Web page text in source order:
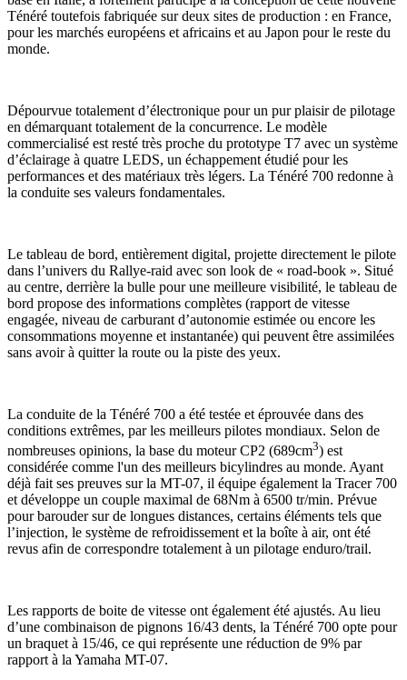
Ténéré toutefois fabriquée sur deux sites de production : en France,
pour les marchés européens et africains et au Japon pour le reste du
monde.
Dépourvue totalement d’électronique pour un pur plaisir de pilotage
en démarquant totalement de la concurrence. Le modèle
commercialisé est resté très proche du prototype T7 avec un système
d’éclairage à quatre LEDS, un échappement étudié pour les
performances et des matériaux très légers. La Ténéré 700 redonne à
la conduite ses valeurs fondamentales.
Le tableau de bord, entièrement digital, projette directement le pilote
dans l’univers du Rallye-raid avec son look de « road-book ». Situé
au centre, derrière la bulle pour une meilleure visibilité, le tableau de
bord propose des informations complètes (rapport de vitesse
engagée, niveau de carburant d’autonomie estimée ou encore les
consommations moyenne et instantanée) qui peuvent être assimilées
sans avoir à quitter la route ou la piste des yeux.
La conduite de la Ténéré 700 a été testée et éprouvée dans des
conditions extrêmes, par les meilleurs pilotes mondiaux. Selon de
nombreuses opinions, la base du moteur CP2 (689cm3) est
considérée comme l'un des meilleurs bicylindres au monde. Ayant
déjà fait ses preuves sur la MT-07, il équipe également la Tracer 700
et développe un couple maximal de 68Nm à 6500 tr/min. Prévue
pour barouder sur de longues distances, certains éléments tels que
l’injection, le système de refroidissement et la boîte à air, ont été
revus afin de correspondre totalement à un pilotage enduro/trail.
Les rapports de boite de vitesse ont également été ajustés. Au lieu
d’une combinaison de pignons 16/43 dents, la Ténéré 700 opte pour
un braquet à 15/46, ce qui représente une réduction de 9% par
rapport à la Yamaha MT-07.